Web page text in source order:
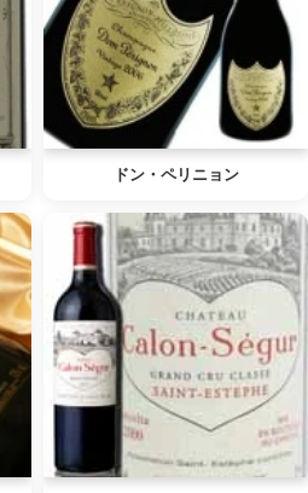
ドン・ペリニョン